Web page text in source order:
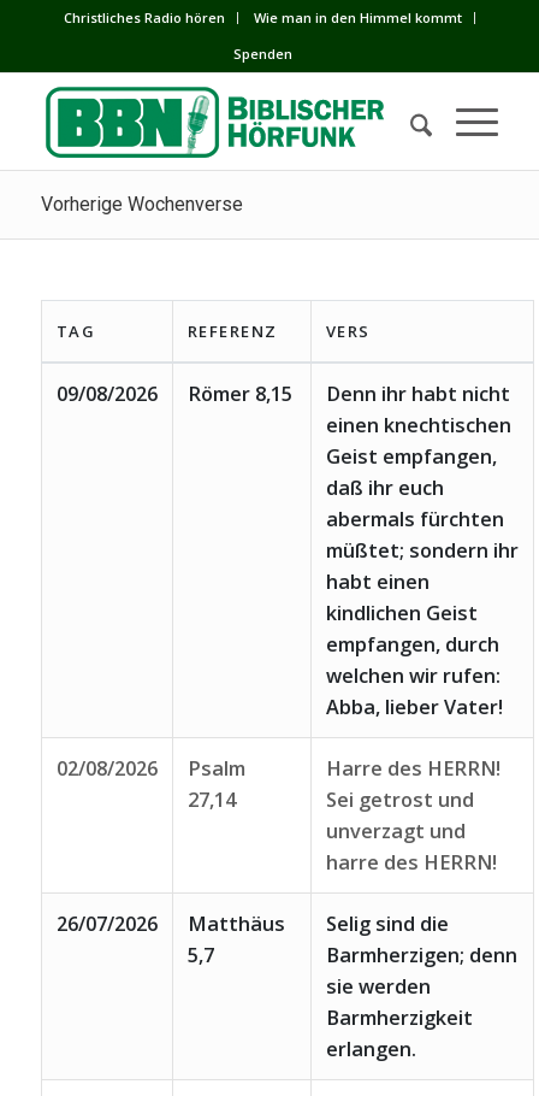
Сhristliches Radio hören
Wie man in den Himmel kommt
Spenden
Vorherige Wochenverse
TAG REFERENZ VERS
09/08/2026 Römer 8,15
Denn ihr habt nicht
einen knechtischen
Geist empfangen,
daß ihr euch
abermals fürchten
müßtet; sondern ihr
habt einen
kindlichen Geist
empfangen, durch
welchen wir rufen:
Abba, lieber Vater!
02/08/2026
Psalm
27,14
Harre des HERRN!
Sei getrost und
unverzagt und
harre des HERRN!
26/07/2026
Matthäus
5,7
Selig sind die
Barmherzigen; denn
sie werden
Barmherzigkeit
erlangen.